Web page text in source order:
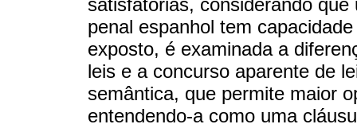
satisfatórias, considerando
penal espanhol tem
exposto, é examinada a
leis e a concurso aparente de
semântica, que permite maior
entendendo-a como uma